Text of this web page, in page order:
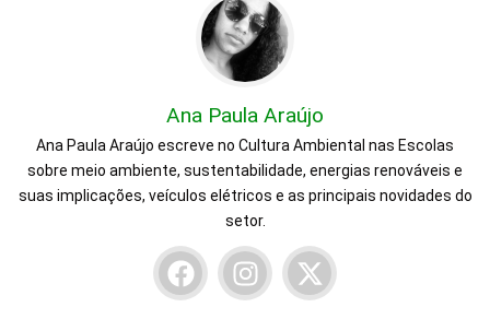
Ana Paula Araújo
Ana Paula Araújo escreve no Cultura Ambiental nas Escolas
sobre meio ambiente, sustentabilidade, energias renováveis e
suas implicações, veículos elétricos e as principais novidades do
setor.